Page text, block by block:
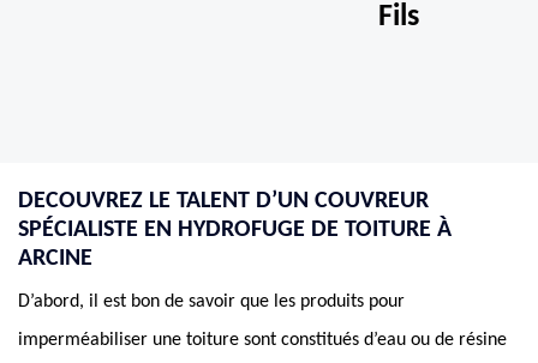
Fils
DECOUVREZ LE TALENT D’UN COUVREUR
SPÉCIALISTE EN HYDROFUGE DE TOITURE À
ARCINE
D’abord, il est bon de savoir que les produits pour
imperméabiliser une toiture sont constitués d’eau ou de résine